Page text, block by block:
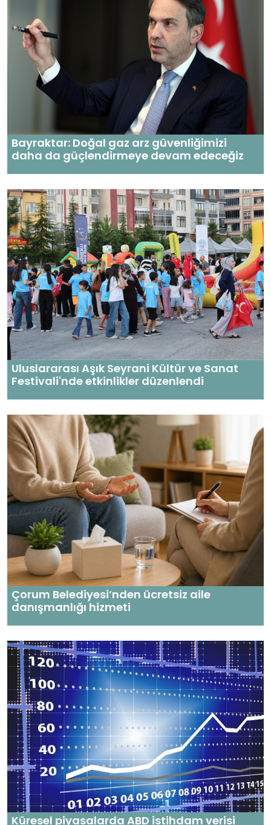
Bayraktar: Doğal gaz arz güvenliğimizi
daha da güçlendirmeye devam edeceğiz
Uluslararası Aşık Seyrani Kültür ve Sanat
Festivali'nde etkinlikler düzenlendi
Çorum Belediyesi’nden ücretsiz aile
danışmanlığı hizmeti
Küresel piyasalarda ABD istihdam verisi